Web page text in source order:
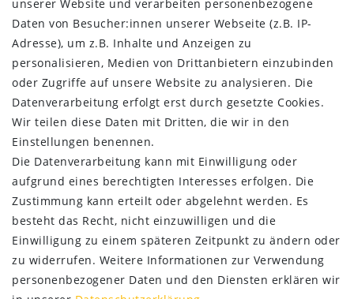
Daten­schutz­erklärung
AGB
Kontakt
ZAHLUNG & VERSAND
unserer Website und verarbeiten personenbezogene
Daten von Besucher:innen unserer Webseite (z.B. IP-
Adresse), um z.B. Inhalte und Anzeigen zu
personalisieren, Medien von Drittanbietern einzubinden
oder Zugriffe auf unsere Website zu analysieren. Die
Datenverarbeitung erfolgt erst durch gesetzte Cookies.
Wir teilen diese Daten mit Dritten, die wir in den
Einstellungen benennen.
Die Datenverarbeitung kann mit Einwilligung oder
aufgrund eines berechtigten Interesses erfolgen. Die
Zustimmung kann erteilt oder abgelehnt werden. Es
besteht das Recht, nicht einzuwilligen und die
Einwilligung zu einem späteren Zeitpunkt zu ändern oder
zu widerrufen. Weitere Informationen zur Verwendung
personenbezogener Daten und den Diensten erklären wir